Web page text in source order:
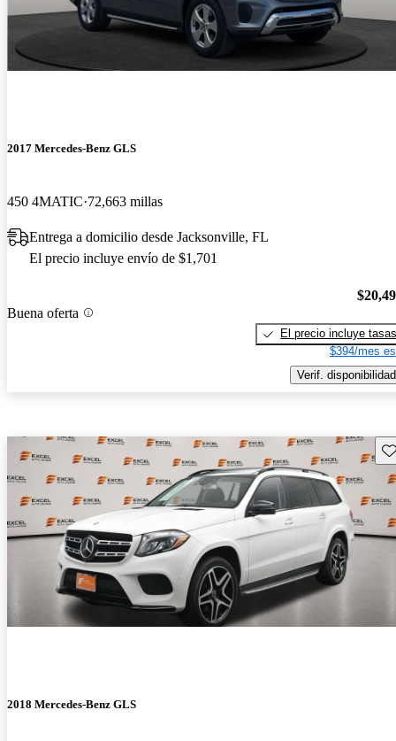
2017 Mercedes-Benz GLS
450 4MATIC 72,663 millas
Entrega a domicilio desde Jacksonville, FL
El precio incluye envío de $1,701
Buena oferta
El precio incluye tasas
$394/mes
Verif. disponibilidad
2018 Mercedes-Benz GLS